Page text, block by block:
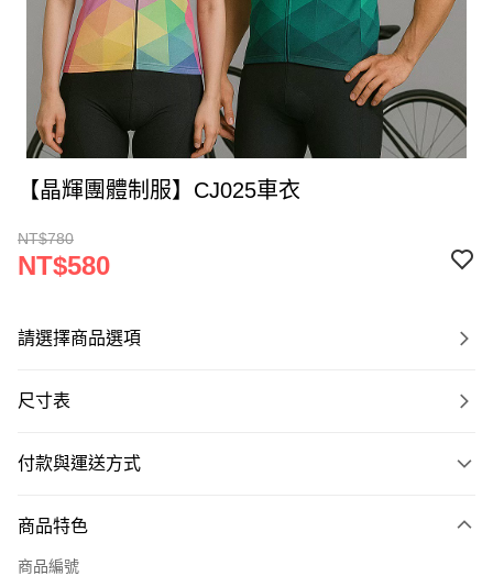
【晶輝團體制服】CJ025車衣
NT$780
NT$580
請選擇商品選項
尺寸表
付款與運送方式
信用卡一次付款
商品特色
商品編號